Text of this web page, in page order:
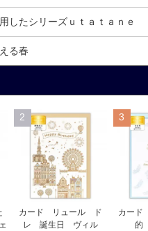
したシリーズｕｔａｔａｎｅ
る春
2
カード リュール ド
レ 誕生日 ヴィル
3
カー
的